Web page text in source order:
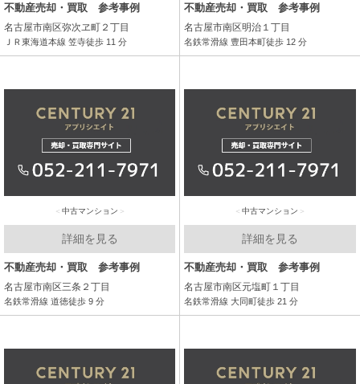
不動産売却・買取 参考事例
名古屋市南区弥次ヱ町２丁目
ＪＲ東海道本線 笠寺徒歩 11 分
不動産売却・買取 参考事例
名古屋市南区明治１丁目
名鉄常滑線 豊田本町徒歩 12 分
中古マンション
詳細を見る
不動産売却・買取 参考事例
名古屋市南区三条２丁目
名鉄常滑線 道徳徒歩 9 分
中古マンション
詳細を見る
不動産売却・買取 参考事例
名古屋市南区元塩町１丁目
名鉄常滑線 大同町徒歩 21 分